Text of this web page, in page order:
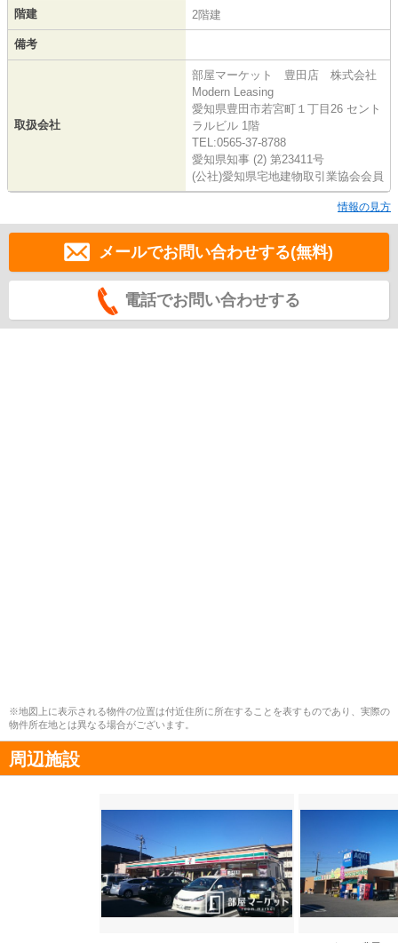
階建 2階建
備考
取扱会社
部屋マーケット 豊田店 株式会社
Modern Leasing
愛知県豊田市若宮町１丁目26 セント
ラルビル 1階
TEL:0565-37-8788
愛知県知事 (2) 第23411号
(公社)愛知県宅地建物取引業協会会員
情報の見方
メールでお問い合わせする(無料)
電話でお問い合わせする
※地図上に表示される物件の位置は付近住所に所在することを表すものであり、実際の
物件所在地とは異なる場合がございます。
周辺施設